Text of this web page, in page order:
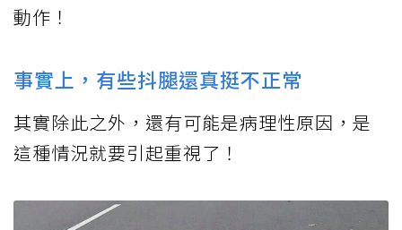
動作！
事實上，有些抖腿還真挺不正常
其實除此之外，還有可能是病理性原因，是
這種情況就要引起重視了！